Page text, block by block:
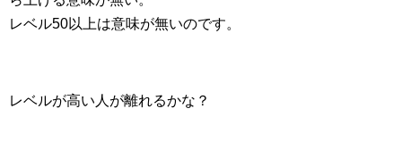
レベル50以上は意味が無いのです。
レベルが高い人が離れるかな？